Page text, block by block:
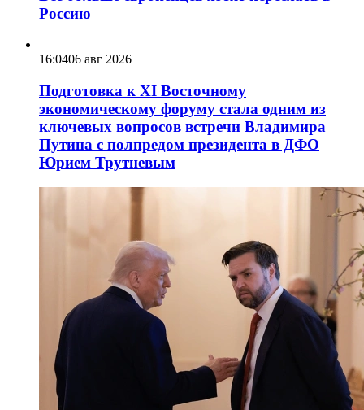
Россию
16:0406 авг 2026
Подготовка к XI Восточному
экономическому форуму стала одним из
ключевых вопросов встречи Владимира
Путина с полпредом президента в ДФО
Юрием Трутневым